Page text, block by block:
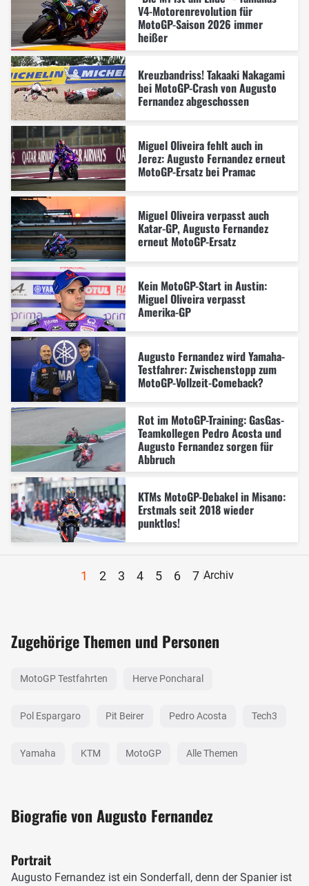
V4-Motorenrevolution für
MotoGP-Saison 2026 immer
heißer
Kreuzbandriss! Takaaki Nakagami
bei MotoGP-Crash von Augusto
Fernandez abgeschossen
Miguel Oliveira fehlt auch in
Jerez: Augusto Fernandez erneut
MotoGP-Ersatz bei Pramac
Miguel Oliveira verpasst auch
Katar-GP, Augusto Fernandez
erneut MotoGP-Ersatz
Kein MotoGP-Start in Austin:
Miguel Oliveira verpasst
Amerika-GP
Augusto Fernandez wird Yamaha-
Testfahrer: Zwischenstopp zum
MotoGP-Vollzeit-Comeback?
Rot im MotoGP-Training: GasGas-
Teamkollegen Pedro Acosta und
Augusto Fernandez sorgen für
Abbruch
KTMs MotoGP-Debakel in Misano:
Erstmals seit 2018 wieder
punktlos!
1 2 3 4 5 6 7 Archiv
Zugehörige Themen und Personen
MotoGP Testfahrten Herve Poncharal
Pol Espargaro Pit Beirer Pedro Acosta Tech3
Yamaha KTM MotoGP Alle Themen
Biografie von Augusto Fernandez
Portrait
Augusto Fernandez ist ein Sonderfall, denn der Spanier ist